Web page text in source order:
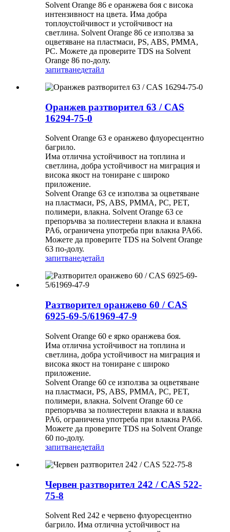
Solvent Orange 86 е оранжева боя с висока
интензивност на цвета. Има добра
топлоустойчивост и устойчивост на
светлина. Solvent Orange 86 се използва за
оцветяване на пластмаси, PS, ABS, PMMA,
PC. Можете да проверите TDS на Solvent
Orange 86 по-долу.
запитванедетайл
Оранжев разтворител 63 / CAS
16294-75-0
Solvent Orange 63 е оранжево флуоресцентно
багрило.
Има отлична устойчивост на топлина и
светлина, добра устойчивост на миграция и
висока якост на тониране с широко
приложение.
Solvent Orange 63 се използва за оцветяване
на пластмаси, PS, ABS, PMMA, PC, PET,
полимери, влакна. Solvent Orange 63 се
препоръчва за полиестерни влакна и влакна
PA6, ограничена употреба при влакна PA66.
Можете да проверите TDS на Solvent Orange
63 по-долу.
запитванедетайл
Разтворител оранжево 60 / CAS
6925-69-5/61969-47-9
Solvent Orange 60 е ярко оранжева боя.
Има отлична устойчивост на топлина и
светлина, добра устойчивост на миграция и
висока якост на тониране с широко
приложение.
Solvent Orange 60 се използва за оцветяване
на пластмаси, PS, ABS, PMMA, PC, PET,
полимери, влакна. Solvent Orange 60 се
препоръчва за полиестерни влакна и влакна
PA6, ограничена употреба при влакна PA66.
Можете да проверите TDS на Solvent Orange
60 по-долу.
запитванедетайл
Червен разтворител 242 / CAS 522-
75-8
Solvent Red 242 е червено флуоресцентно
багрило. Има отлична устойчивост на